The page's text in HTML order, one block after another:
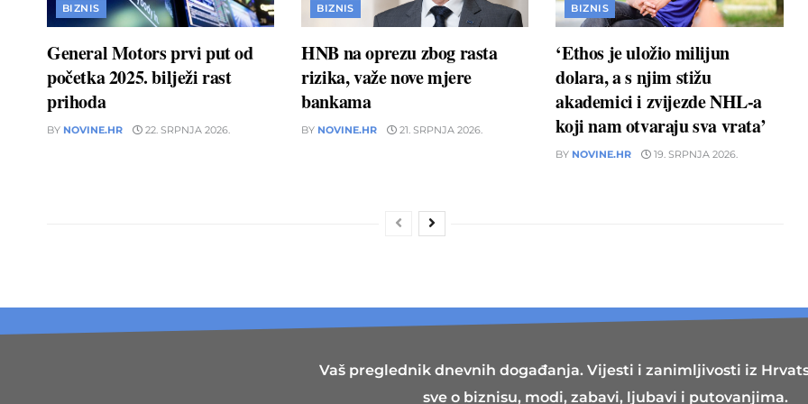
BIZNIS
General Motors prvi put od
početka 2025. bilježi rast
prihoda
BY NOVINE.HR 22. SRPNJA 2026.
BIZNIS
HNB na oprezu zbog rasta
rizika, važe nove mjere
bankama
BY NOVINE.HR 21. SRPNJA 2026.
BIZNIS
‘Ethos je uložio milijun
dolara, a s njim stižu
akademici i zvijezde NHL-a
koji nam otvaraju sva vrata’
BY NOVINE.HR 19. SRPNJA 2026.
Vaš preglednik dnevnih događanja. Vijesti i zanimljivosti iz
sve o biznisu, modi, zabavi, ljubavi i putovanjima.